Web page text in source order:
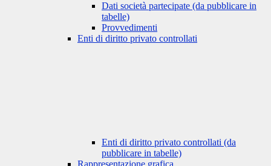
Dati società partecipate (da pubblicare in
tabelle)
Provvedimenti
Enti di diritto privato controllati
Enti di diritto privato controllati (da
pubblicare in tabelle)